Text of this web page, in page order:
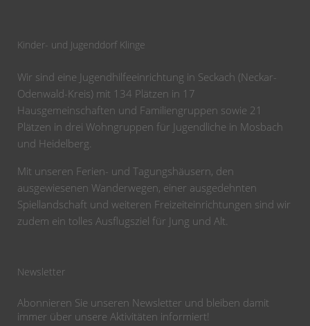
Kinder- und Jugenddorf Klinge
Wir sind eine Jugendhilfeeinrichtung in Seckach (Neckar-
Odenwald-Kreis) mit 134 Plätzen in 17
Hausgemeinschaften und Familiengruppen sowie 21
Plätzen in drei Wohngruppen für Jugendliche in Mosbach
und Heidelberg.
Mit unseren Ferien- und Tagungshäusern, den
ausgewiesenen Wanderwegen, einer ausgedehnten
Spiellandschaft und weiteren Freizeiteinrichtungen sind wir
zudem ein tolles Ausflugsziel für Jung und Alt.
Newsletter
Abonnieren Sie unseren Newsletter und bleiben damit
immer über unsere Aktivitäten informiert!